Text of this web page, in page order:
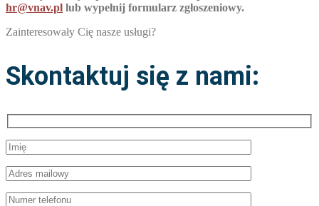
hr@vnav.pl lub wypełnij formularz zgłoszeniowy.
Zainteresowały Cię nasze usługi?
Skontaktuj się z nami: